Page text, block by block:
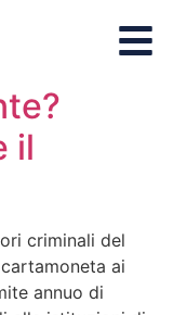
il
criminali del
ai
annuo di